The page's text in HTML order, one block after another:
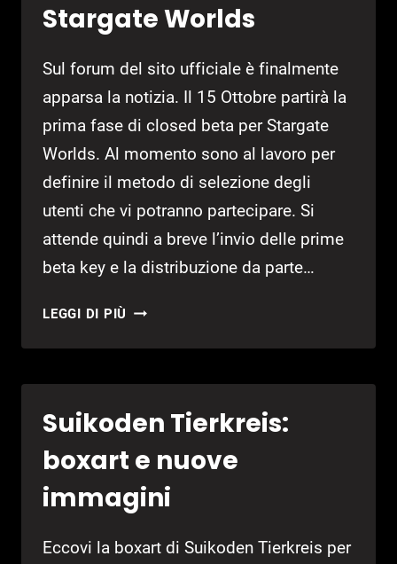
Stargate Worlds
Sul forum del sito ufficiale è finalmente
apparsa la notizia. Il 15 Ottobre partirà la
prima fase di closed beta per Stargate
Worlds. Al momento sono al lavoro per
definire il metodo di selezione degli
utenti che vi potranno partecipare. Si
attende quindi a breve l’invio delle prime
beta key e la distribuzione da parte…
LEGGI DI PIÙ BETA
PER
Suikoden Tierkreis:
boxart e nuove
immagini
Eccovi la boxart di Suikoden Tierkreis per